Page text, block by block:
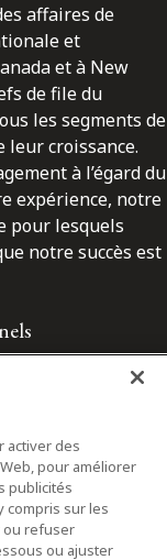
affaires de
et
et à New
de file du
les segments de
leur croissance.
à l’égard du
expérience, notre
pour lesquels
notre succès est
activer des
pour améliorer
publicités
compris sur les
ou refuser
ou ajuster